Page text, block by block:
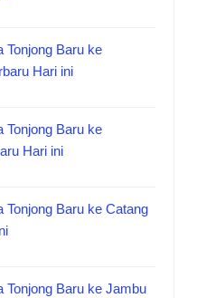
Tonjong Baru ke
Hari ini
Tonjong Baru ke
Hari ini
Tonjong Baru ke Catang
Tonjong Baru ke Jambu